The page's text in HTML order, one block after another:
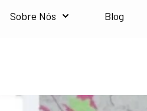
Sobre Nós Blog